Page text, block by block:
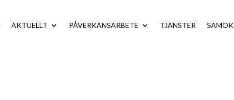
AKTUELLT PÅVERKANSARBETE TJÄNSTER SAMOK